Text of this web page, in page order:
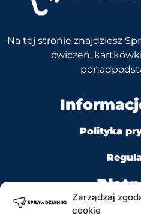
Zarządzaj
cookie
Na tej stronie znajdziesz
ćwiczeń,
Polityka